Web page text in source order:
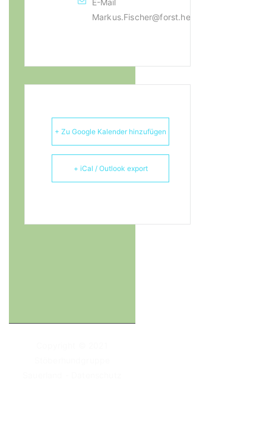
E-Mail
Markus.Fischer@forst.hessen.de
+ Zu Google Kalender hinzufügen
+ iCal / Outlook export